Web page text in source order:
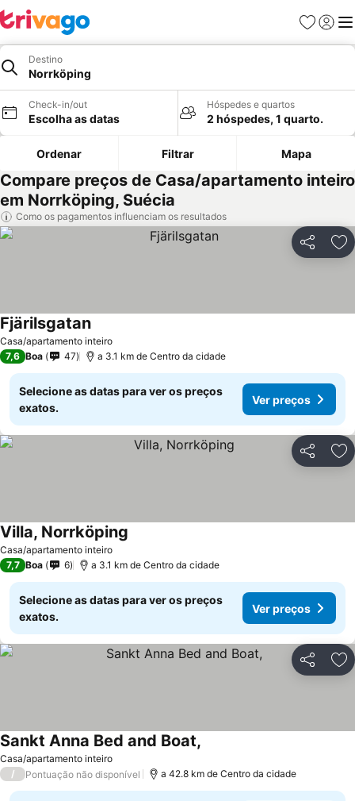
Favoritos
Iniciar
Destino
Norrköping
Check-in/out
Escolha as datas
Hóspedes e quartos
2 hóspedes, 1 quarto.
Ordenar Filtrar Mapa
Compare preços de Casa/apartamento inteiro
em Norrköping, Suécia
Como os pagamentos influenciam os resultados
Partilhar
Casa/apartamento inteiro
Fjärilsgatan
7,6 Boa 47 a 3.1 km de Centro da cidade
Selecione as datas para ver os preços
exatos.
Ver preços
Partilhar
Casa/apartamento inteiro
Villa, Norrköping
7,7 Boa 6 a 3.1 km de Centro da cidade
Selecione as datas para ver os preços
exatos.
Ver preços
Partilhar
Casa/apartamento inteiro
Sankt Anna Bed and Boat,
/ Pontuação não disponível a 42.8 km de Centro da cidade